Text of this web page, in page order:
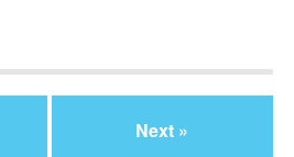
Next »